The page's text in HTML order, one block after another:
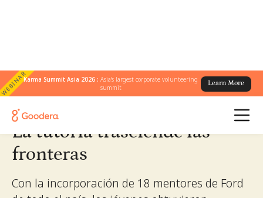
WEBINARKarma Summit Asia 2026 :Asia's largest corporate volunteering
summit
Learn More
← Todas las historias/La tutoría trasciende las fronteras
La tutoría trasciende las
fronteras
Con la incorporación de 18 mentores de Ford